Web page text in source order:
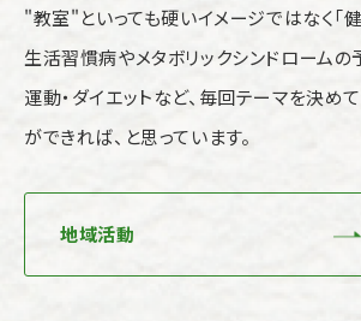
"教室"といっても硬いイメージではなく「
生活習慣病やメタボリックシンドロームの
運動・ダイエットなど、毎回テーマを決め
ができれば、と思っています。
地域活動